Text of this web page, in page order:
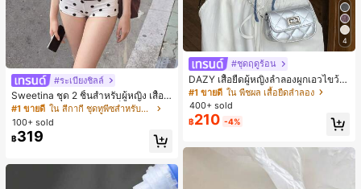
#ระเบียงชิลล์
Sweetina ชุด 2 ชิ้นสำหรับผู้หญิง เสื้อก
ล้ามเข้ารูปพิมพ์ลายจุดสีบล็อกหลังเปิด
และกางเกงขาสั้นเอวพับ
#1 ขายดี
เกือบหมดแล้ว!
#1 ขายดี
ใน สีกากี ชุดทูพีซสำหรับผู้หญิง
เกือบหมดแล้ว!
#1 ขายดี
ใน สีกากี ชุดทูพีซสำหรับผู้หญิง
เกือบหมดแล้ว!
#1 ขายดี
100+ sold
฿319
4
#ชุดฤดูร้อน
DAZY เสื้อยืดผู้หญิงลำลองผูกเอวไขว้
สำหรับฤดูร้อน
#1 ขายดี ใน พืชผล เสื้อยืดลำลอง
400+ sold
฿210 -4%